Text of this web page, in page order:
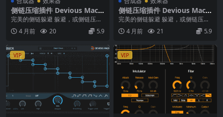
侧链压缩插件 Devious Machi
nes Duck v2.0.27 WiN MAC
完美的侧链躲避 躲避，或侧链压
缩，是现代音乐的决定性效果之
一。从经典的房子到现代...
4 月前 20 5.9
侧链压缩插件 Devious Machi
nes Duck v2.0.27 WiN MAC
完美的侧链躲避 躲避，或侧链压
缩，是现代音乐的决定性效果之
一。从经典的房子到现代...
4 月前 21 5.9
VIP VIP